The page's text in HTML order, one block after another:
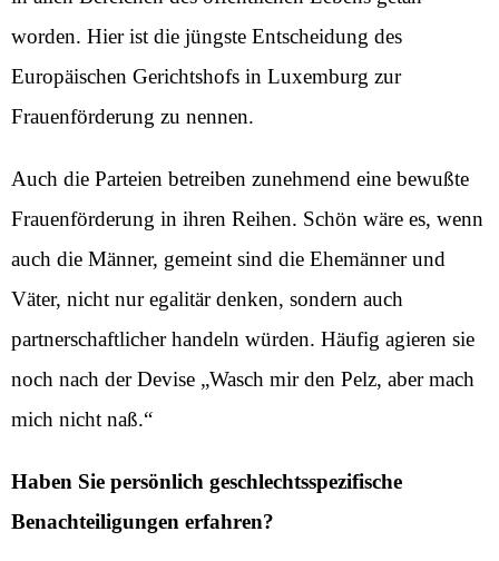
worden. Hier ist die jüngste Entscheidung des
Europäischen Gerichtshofs in Luxemburg zur
Frauenförderung zu nennen.
Auch die Parteien betreiben zunehmend eine bewußte
Frauenförderung in ihren Reihen. Schön wäre es, wenn
auch die Männer, gemeint sind die Ehemänner und
Väter, nicht nur egalitär denken, sondern auch
partnerschaftlicher handeln würden. Häufig agieren sie
noch nach der Devise „Wasch mir den Pelz, aber mach
mich nicht naß.“
Haben Sie persönlich geschlechtsspezifische
Benachteiligungen erfahren?